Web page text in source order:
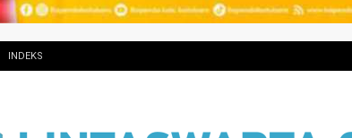
INDEKS